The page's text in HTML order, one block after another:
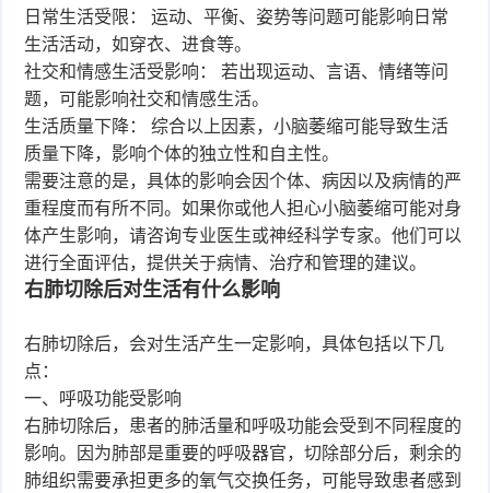
日常生活受限： 运动、平衡、姿势等问题可能影响日常
生活活动，如穿衣、进食等。
社交和情感生活受影响： 若出现运动、言语、情绪等问
题，可能影响社交和情感生活。
生活质量下降： 综合以上因素，小脑萎缩可能导致生活
质量下降，影响个体的独立性和自主性。
需要注意的是，具体的影响会因个体、病因以及病情的严
重程度而有所不同。如果你或他人担心小脑萎缩可能对身
体产生影响，请咨询专业医生或神经科学专家。他们可以
进行全面评估，提供关于病情、治疗和管理的建议。
右肺切除后对生活有什么影响
右肺切除后，会对生活产生一定影响，具体包括以下几
点：
一、呼吸功能受影响
右肺切除后，患者的肺活量和呼吸功能会受到不同程度的
影响。因为肺部是重要的呼吸器官，切除部分后，剩余的
肺组织需要承担更多的氧气交换任务，可能导致患者感到